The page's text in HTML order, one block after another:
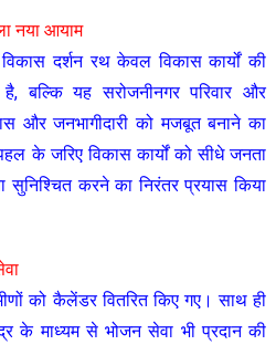
नया आयाम
दर्शन रथ केवल विकास कार्यों की
बल्कि यह सरोजनीनगर परिवार और
और जनभागीदारी को मजबूत बनाने का
के जरिए विकास कार्यों को सीधे जनता
करने का निरंतर प्रयास किया
को कैलेंडर वितरित किए गए। साथ ही
के माध्यम से भोजन सेवा भी प्रदान की